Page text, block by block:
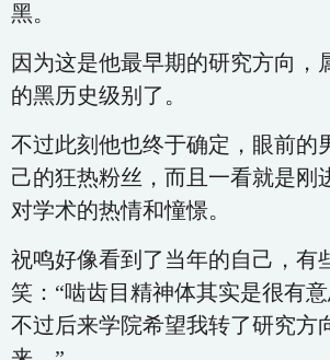
黑。
因为这是他最早期的研究方向，
的黑历史级别了。
不过此刻他也终于确定，眼前的
己的狂热粉丝，而且一看就是刚
对学术的热情和憧憬。
祝鸣好像看到了当年的自己，有
笑：“啮齿目精神体其实是很有
不过后来学院希望我转了研究方